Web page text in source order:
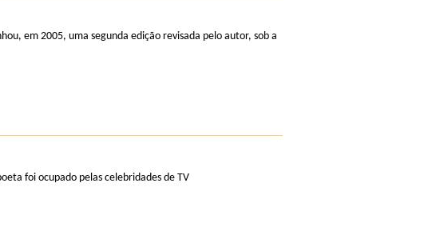
em 2005, uma segunda edição revisada pelo autor, sob a
foi ocupado pelas celebridades de TV